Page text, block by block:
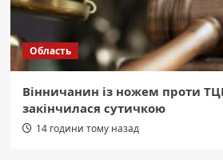
Область
Вінничанин із ножем проти
закінчилася сутичкою
14 години тому назад